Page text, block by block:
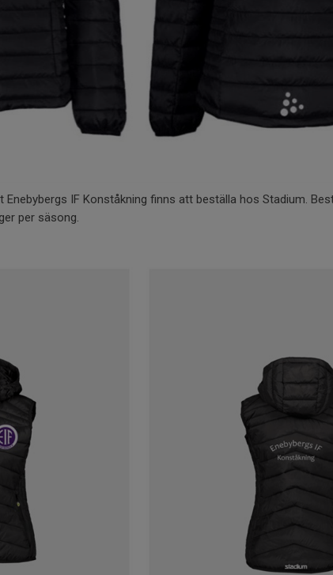
Enebybergs IF Konståkning finns att beställa hos Stadium.
per säsong.